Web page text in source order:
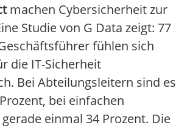
machen Cybersicherheit zur
Studie von G Data zeigt: 77
fühlen sich
die IT-Sicherheit
Bei Abteilungsleitern sind es
bei einfachen
einmal 34 Prozent. Die